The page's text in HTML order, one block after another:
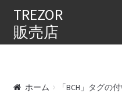
TREZOR
販売店
ホーム 「BCH」タグの